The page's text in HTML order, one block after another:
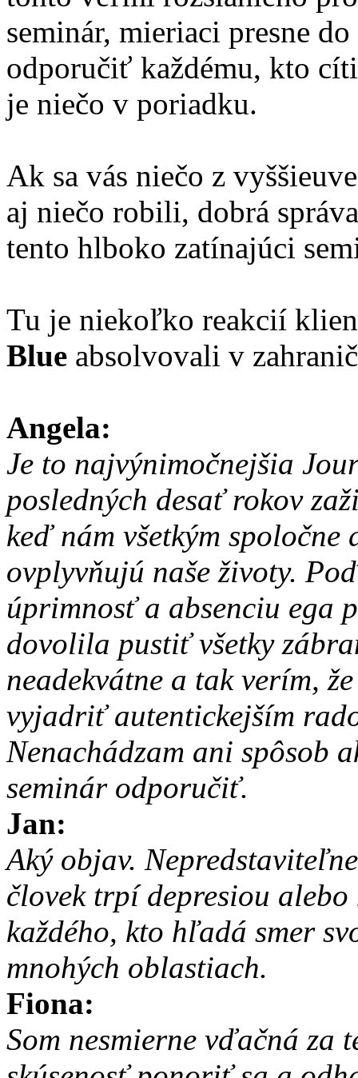
seminár, mieriaci presne
odporučiť každému, kto
je niečo v poriadku.
Ak sa vás niečo z
aj niečo robili, dobrá
tento hlboko zatínajúci
Tu je niekoľko reakcií
Blue absolvovali v
Angela:
Je to najvýnimočnejšia
posledných desať rokov
keď nám všetkým
ovplyvňujú naše životy.
úprimnosť a absenciu ega
dovolila pustiť všetky
neadekvátne a tak verím,
vyjadriť autentickejším
Nenachádzam ani spôsob
seminár odporučiť.
Jan:
Aký objav.
človek trpí depresiou
každého, kto hľadá smer
mnohých oblastiach.
Fiona:
Som nesmierne vďačná za